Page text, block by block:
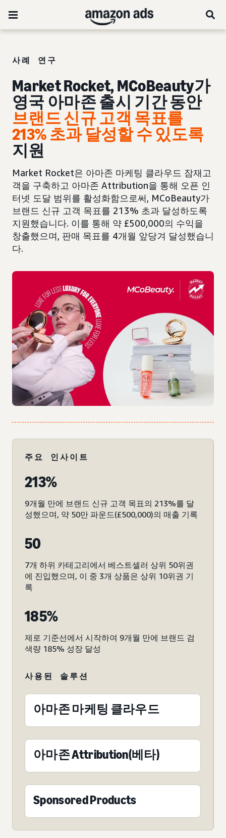
사례 연구
Market Rocket, MCoBeauty가
영국 아마존 출시 기간 동안
브랜드 신규 고객 목표를
213% 초과 달성할 수 있도록
지원
Market Rocket은 아마존 마케팅 클라우드 잠재고
객을 구축하고 아마존 Attribution을 통해 오픈 인
터넷 도달 범위를 활성화함으로써, MCoBeauty가
브랜드 신규 고객 목표를 213% 초과 달성하도록
지원했습니다. 이를 통해 약 £500,000의 수익을
창출했으며, 판매 목표를 4개월 앞당겨 달성했습니
다.
주요 인사이트
213%
9개월 만에 브랜드 신규 고객 목표의 213%를 달
성했으며, 약 50만 파운드(£500,000)의 매출 기록
50
7개 하위 카테고리에서 베스트셀러 상위 50위권
에 진입했으며, 이 중 3개 상품은 상위 10위권 기
록
185%
제로 기준선에서 시작하여 9개월 만에 브랜드 검
색량 185% 성장 달성
사용된 솔루션
아마존 마케팅 클라우드
아마존 Attribution(베타)
Sponsored Products